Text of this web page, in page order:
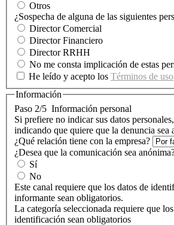
Otros
¿Sospecha de alguna de las siguientes
Director Comercial
Director Financiero
Director RRHH
No me consta implicación de estas
He leído y acepto los Términos de uso
Información
Paso 2/5 Información personal
Si prefiere no indicar sus datos
indicando que quiere que la denuncia sea
¿Qué relación tiene con la empresa?
¿Desea que la comunicación sea
Sí
No
Este canal requiere que los datos de
informante sean obligatorios.
La categoría seleccionada requiere que
identificación sean obligatorios